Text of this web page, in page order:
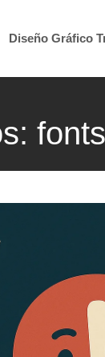
Diseño Gráfico